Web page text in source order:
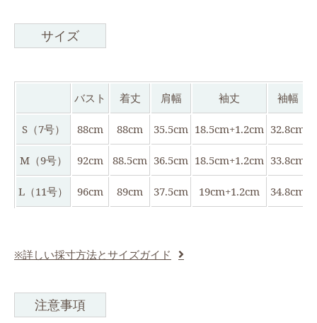
サイズ
バスト 着丈 肩幅 袖丈 袖幅
S（7号） 88cm 88cm 35.5cm 18.5cm+1.2cm 32.8cm
M（9号） 92cm 88.5cm 36.5cm 18.5cm+1.2cm 33.8cm
L（11号） 96cm 89cm 37.5cm 19cm+1.2cm 34.8cm
※詳しい採寸方法とサイズガイド
注意事項